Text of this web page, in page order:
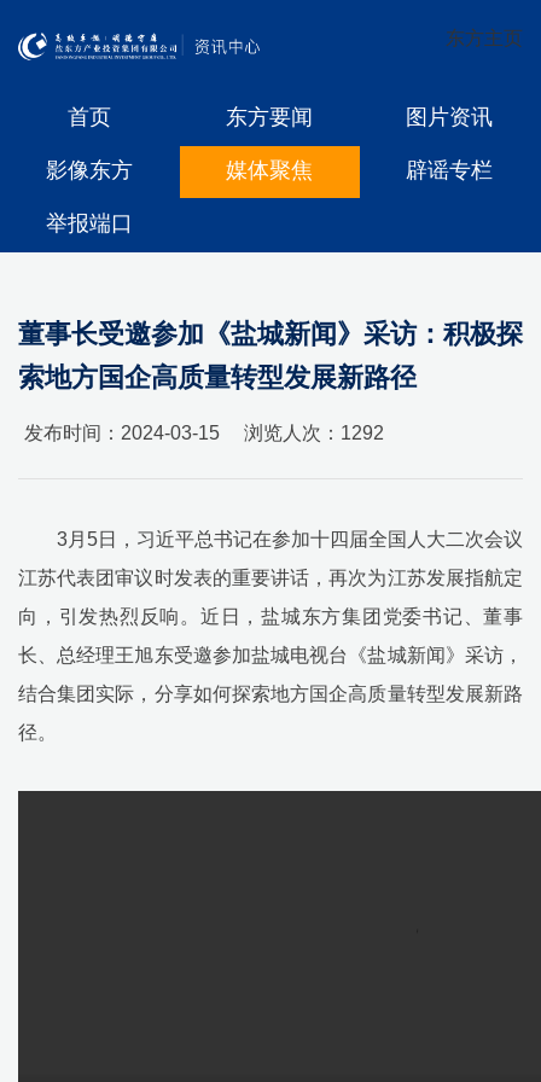
东方主页
首页 东方要闻 图片资讯
影像东方 媒体聚焦 辟谣专栏
举报端口
董事长受邀参加《盐城新闻》采访：积极探
索地方国企高质量转型发展新路径
发布时间：2024-03-15 浏览人次： 1292
3月5日，习近平总书记在参加十四届全国人大二次会议
江苏代表团审议时发表的重要讲话，再次为江苏发展指航定
向，引发热烈反响。近日，盐城东方集团党委书记、董事
长、总经理王旭东受邀参加盐城电视台《盐城新闻》采访，
结合集团实际，分享如何探索地方国企高质量转型发展新路
径。